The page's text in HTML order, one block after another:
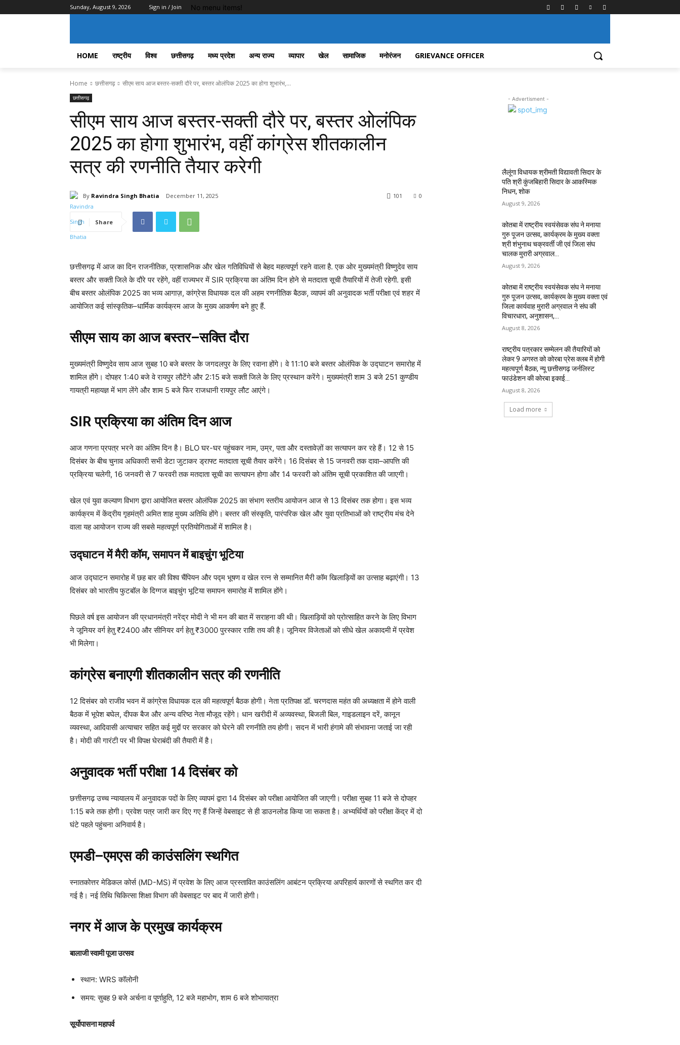
Sunday, August 9, 2026 Sign in / Join No menu items!
HOME राष्ट्रीय विश्व छत्तीसगढ़ मध्य प्रदेश अन्य राज्य व्यापार खेल सामाजिक मनोरंजन GRIEVANCE OFFICER
Home छत्तीसगढ़ सीएम साय आज बस्तर-सक्ती दौरे पर, बस्तर ओलंपिक 2025 का होगा शुभारंभ,...
छत्तीसगढ़
सीएम साय आज बस्तर-सक्ती दौरे पर, बस्तर ओलंपिक
2025 का होगा शुभारंभ, वहीं कांग्रेस शीतकालीन
सत्र की रणनीति तैयार करेगी
By Ravindra Singh Bhatia December 11, 2025 0
101
Share
छत्तीसगढ़ में आज का दिन राजनीतिक, प्रशासनिक और खेल गतिविधियों से बेहद महत्वपूर्ण रहने वाला है. एक ओर मुख्यमंत्री विष्णुदेव साय
बस्तर और सक्ती जिले के दौरे पर रहेंगे, वहीं राज्यभर में SIR प्रक्रिया का अंतिम दिन होने से मतदाता सूची तैयारियों में तेजी रहेगी. इसी
बीच बस्तर ओलंपिक 2025 का भव्य आगाज़, कांग्रेस विधायक दल की अहम रणनीतिक बैठक, व्यापमं की अनुवादक भर्ती परीक्षा एवं शहर में
आयोजित कई सांस्कृतिक–धार्मिक कार्यक्रम आज के मुख्य आकर्षण बने हुए हैं.
सीएम साय का आज बस्तर–सक्ति दौरा
मुख्यमंत्री विष्णुदेव साय आज सुबह 10 बजे बस्तर के जगदलपुर के लिए रवाना होंगे। वे 11:10 बजे बस्तर ओलंपिक के उद्घाटन समारोह में
शामिल होंगे। दोपहर 1:40 बजे वे रायपुर लौटेंगे और 2:15 बजे सक्ती जिले के लिए प्रस्थान करेंगे। मुख्यमंत्री शाम 3 बजे 251 कुण्डीय
गायत्री महायज्ञ में भाग लेंगे और शाम 5 बजे फिर राजधानी रायपुर लौट आएंगे।
SIR प्रक्रिया का अंतिम दिन आज
आज गणना प्रपत्र भरने का अंतिम दिन है। BLO घर-घर पहुंचकर नाम, उम्र, पता और दस्तावेज़ों का सत्यापन कर रहे हैं। 12 से 15
दिसंबर के बीच चुनाव अधिकारी सभी डेटा जुटाकर ड्राफ्ट मतदाता सूची तैयार करेंगे। 16 दिसंबर से 15 जनवरी तक दावा–आपत्ति की
प्रक्रिया चलेगी, 16 जनवरी से 7 फरवरी तक मतदाता सूची का सत्यापन होगा और 14 फरवरी को अंतिम सूची प्रकाशित की जाएगी।
खेल एवं युवा कल्याण विभाग द्वारा आयोजित बस्तर ओलंपिक 2025 का संभाग स्तरीय आयोजन आज से 13 दिसंबर तक होगा। इस भव्य
कार्यक्रम में केंद्रीय गृहमंत्री अमित शाह मुख्य अतिथि होंगे। बस्तर की संस्कृति, पारंपरिक खेल और युवा प्रतिभाओं को राष्ट्रीय मंच देने
वाला यह आयोजन राज्य की सबसे महत्वपूर्ण प्रतियोगिताओं में शामिल है।
उद्घाटन में मैरी कॉम, समापन में बाइचुंग भूटिया
आज उद्घाटन समारोह में छह बार की विश्व चैंपियन और पद्म भूषण व खेल रत्न से सम्मानित मैरी कॉम खिलाड़ियों का उत्साह बढ़ाएंगी। 13
दिसंबर को भारतीय फुटबॉल के दिग्गज बाइचुंग भूटिया समापन समारोह में शामिल होंगे।
पिछले वर्ष इस आयोजन की प्रधानमंत्री नरेंद्र मोदी ने भी मन की बात में सराहना की थी। खिलाड़ियों को प्रोत्साहित करने के लिए विभाग
ने जूनियर वर्ग हेतु ₹2400 और सीनियर वर्ग हेतु ₹3000 पुरस्कार राशि तय की है। जूनियर विजेताओं को सीधे खेल अकादमी में प्रवेश
भी मिलेगा।
कांग्रेस बनाएगी शीतकालीन सत्र की रणनीति
12 दिसंबर को राजीव भवन में कांग्रेस विधायक दल की महत्वपूर्ण बैठक होगी। नेता प्रतिपक्ष डॉ. चरणदास महंत की अध्यक्षता में होने वाली
बैठक में भूपेश बघेल, दीपक बैज और अन्य वरिष्ठ नेता मौजूद रहेंगे। धान खरीदी में अव्यवस्था, बिजली बिल, गाइडलाइन दरें, कानून
व्यवस्था, आदिवासी अत्याचार सहित कई मुद्दों पर सरकार को घेरने की रणनीति तय होगी। सदन में भारी हंगामे की संभावना जताई जा रही
है। मोदी की गारंटी पर भी विपक्ष घेराबंदी की तैयारी में है।
अनुवादक भर्ती परीक्षा 14 दिसंबर को
छत्तीसगढ़ उच्च न्यायालय में अनुवादक पदों के लिए व्यापमं द्वारा 14 दिसंबर को परीक्षा आयोजित की जाएगी। परीक्षा सुबह 11 बजे से दोपहर
1:15 बजे तक होगी। प्रवेश पत्र जारी कर दिए गए हैं जिन्हें वेबसाइट से ही डाउनलोड किया जा सकता है। अभ्यर्थियों को परीक्षा केंद्र में दो
घंटे पहले पहुंचना अनिवार्य है।
एमडी–एमएस की काउंसलिंग स्थगित
स्नातकोत्तर मेडिकल कोर्स (MD-MS) में प्रवेश के लिए आज प्रस्तावित काउंसलिंग आबंटन प्रक्रिया अपरिहार्य कारणों से स्थगित कर दी
गई है। नई तिथि चिकित्सा शिक्षा विभाग की वेबसाइट पर बाद में जारी होगी।
नगर में आज के प्रमुख कार्यक्रम
बालाजी स्वामी पूजा उत्सव
स्थान: WRS कॉलोनी
समय: सुबह 9 बजे अर्चना व पूर्णाहुति, 12 बजे महाभोग, शाम 6 बजे शोभायात्रा
सूर्योपासना महापर्व
- Advertisment -
लैलूंगा विधायक श्रीमती विद्यावती सिदार के
पति श्री कुंजबिहारी सिदार के आकस्मिक
निधन, शोक
August 9, 2026
कोतबा में राष्ट्रीय स्वयंसेवक संघ ने मनाया
गुरु पूजन उत्सव, कार्यक्रम के मुख्य वक्ता
श्री शंभुनाथ चक्रवर्ती जी एवं जिला संघ
चालक मुरारी अग्रवाल...
August 9, 2026
कोतबा में राष्ट्रीय स्वयंसेवक संघ ने मनाया
गुरु पूजन उत्सव, कार्यक्रम के मुख्य वक्ता एवं
जिला कार्यवाह मुरारी अग्रवाल ने संघ की
विचारधारा, अनुशासन,...
August 8, 2026
राष्ट्रीय पत्रकार सम्मेलन की तैयारियों को
लेकर 9 अगस्त को कोरबा प्रेस क्लब में होगी
महत्वपूर्ण बैठक, न्यू छत्तीसगढ़ जर्नलिस्ट
फाउंडेशन की कोरबा इकाई...
August 8, 2026
Load more